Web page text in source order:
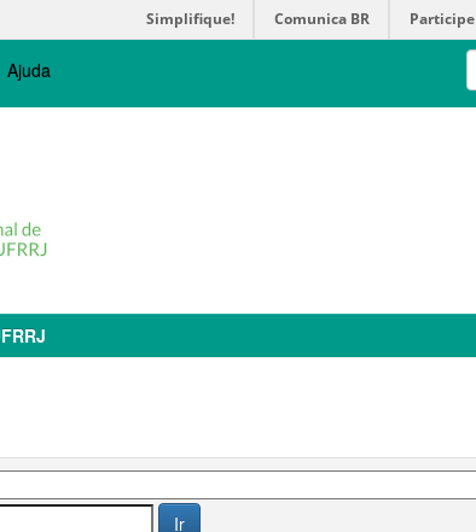
Simplifique! Comunica BR Participe
Ajuda